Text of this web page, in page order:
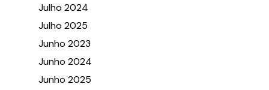
Julho 2024
Julho 2025
Junho 2023
Junho 2024
Junho 2025